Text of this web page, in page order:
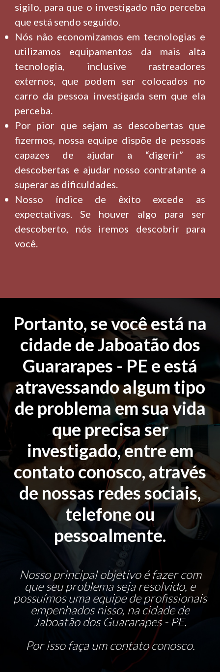
sigilo, para que o investigado não perceba
que está sendo seguido.
Nós não economizamos em tecnologias e
utilizamos equipamentos da mais alta
tecnologia, inclusive rastreadores
externos, que podem ser colocados no
carro da pessoa investigada sem que ela
perceba.
Por pior que sejam as descobertas que
fizermos, nossa equipe dispõe de pessoas
capazes de ajudar a “digerir” as
descobertas e ajudar nosso contratante a
superar as dificuldades.
Nosso índice de êxito excede as
expectativas. Se houver algo para ser
descoberto, nós iremos descobrir para
você.
Portanto, se você está na
cidade de Jaboatão dos
Guararapes - PE e está
atravessando algum tipo
de problema em sua vida
que precisa ser
investigado, entre em
contato conosco, através
de nossas redes sociais,
telefone ou
pessoalmente.
Nosso principal objetivo é fazer com
que seu problema seja resolvido, e
possuímos uma equipe de profissionais
empenhados nisso, na cidade de
Jaboatão dos Guararapes - PE.
Por isso faça um contato conosco.